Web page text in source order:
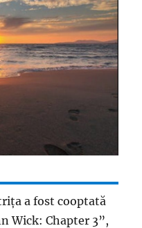
a fost cooptată
Wick: Chapter 3”,